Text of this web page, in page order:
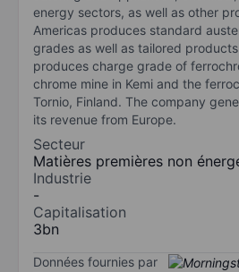
energy sectors, as well as other
Americas produces standard
grades as well as tailored
produces charge grade of
chrome mine in Kemi and the
Tornio, Finland. The company
its revenue from Europe.
Secteur
Matières premières non
Industrie
-
Capitalisation
3bn
Données fournies par